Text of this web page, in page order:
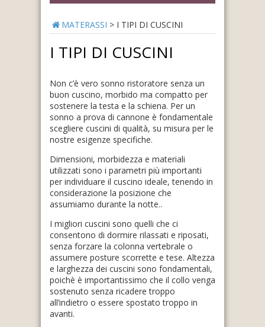
MATERASSI > I TIPI DI CUSCINI
I TIPI DI CUSCINI
Non c’è vero sonno ristoratore senza un
buon cuscino, morbido ma compatto per
sostenere la testa e la schiena. Per un
sonno a prova di cannone è fondamentale
scegliere cuscini di qualità, su misura per le
nostre esigenze specifiche.
Dimensioni, morbidezza e materiali
utilizzati sono i parametri più importanti
per individuare il cuscino ideale, tenendo in
considerazione la posizione che
assumiamo durante la notte..
I migliori cuscini sono quelli che ci
consentono di dormire rilassati e riposati,
senza forzare la colonna vertebrale o
assumere posture scorrette e tese. Altezza
e larghezza dei cuscini sono fondamentali,
poichè è importantissimo che il collo venga
sostenuto senza ricadere troppo
all’indietro o essere spostato troppo in
avanti.